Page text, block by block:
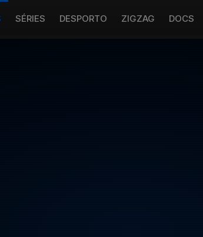
SÉRIES DESPORTO ZIGZAG DOCS